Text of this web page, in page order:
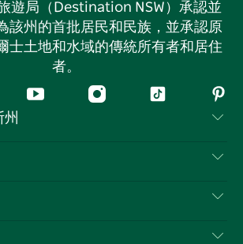
遊局（Destination NSW）承認並
該州的首批居民和民族，並承認原
士土地和水域的傳統所有者和居住
者。
Youtube Instagram抖